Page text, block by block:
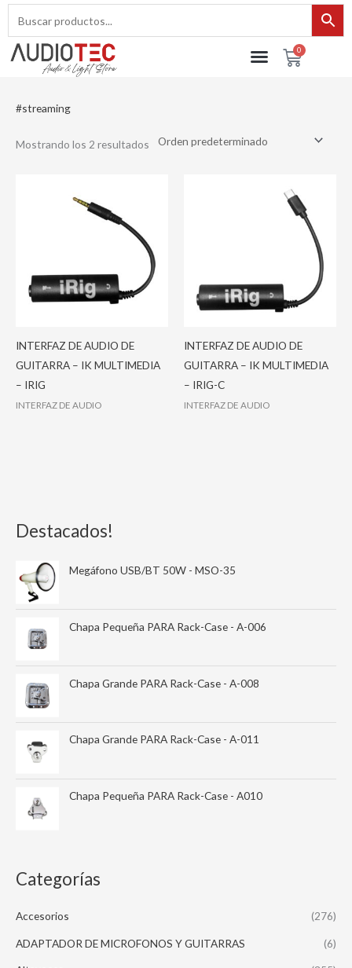
contenido
0Cart
Destacados!
Megáfono USB/BT 50W - MSO-35
Chapa Pequeña PARA Rack-Case - A-006
Chapa Grande PARA Rack-Case - A-008
Chapa Grande PARA Rack-Case - A-011
Chapa Pequeña PARA Rack-Case - A010
Categorías
Accesorios (276)
ADAPTADOR DE MICROFONOS Y GUITARRAS (6)
#streaming
Mostrando los 2 resultados
INTERFAZ DE AUDIO DE
GUITARRA – IK MULTIMEDIA
– IRIG
INTERFAZ DE AUDIO
INTERFAZ DE AUDIO DE
GUITARRA – IK MULTIMEDIA
– IRIG-C
INTERFAZ DE AUDIO